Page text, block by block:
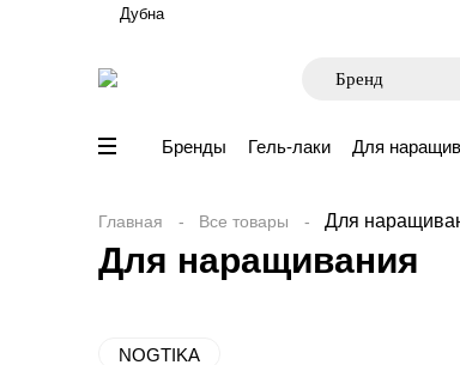
Дубна
Бренды Гель-лаки Для
Главная Все товары Для
Для наращивания
NOGTIKA